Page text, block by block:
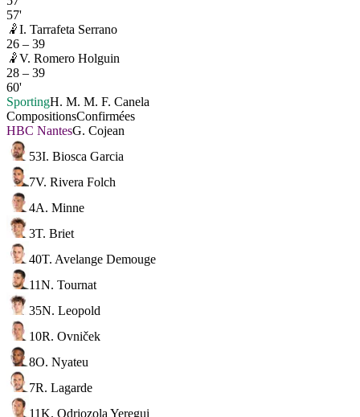
57'
🤾I. Tarrafeta Serrano
26 – 39
🤾V. Romero Holguin
28 – 39
60'
SportingH. M. M. F. Canela
CompositionsConfirmées
HBC NantesG. Cojean
53I. Biosca Garcia
7V. Rivera Folch
4A. Minne
3T. Briet
40T. Avelange Demouge
11N. Tournat
35N. Leopold
10R. Ovniček
8O. Nyateu
7R. Lagarde
11K. Odriozola Yeregui